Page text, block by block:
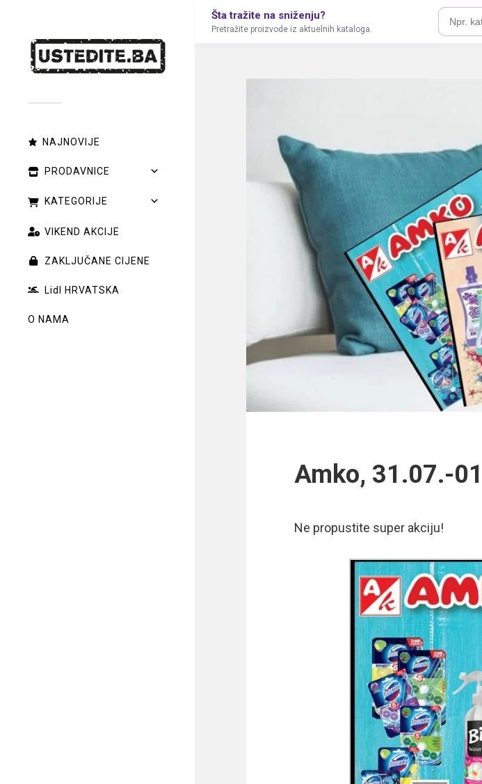
NAJNOVIJE
PRODAVNICE
KATEGORIJE
VIKEND AKCIJE
ZAKLJUČANE CIJENE
Lidl HRVATSKA
O NAMA
Šta tražite na sniženju?
Pretražite proizvode iz aktuelnih kataloga.
Amko, 31.07.-
Ne propustite super akciju!